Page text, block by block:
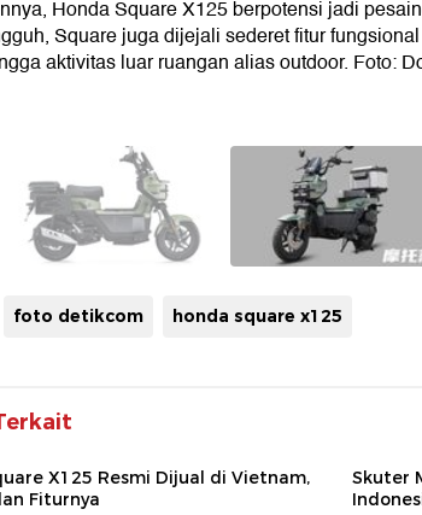
Honda Square X125 berpotensi jadi
Square juga dijejali sederet fitur
aktivitas luar ruangan alias outdoor. Foto:
foto detikcom honda square x125
X125 Resmi Dijual di Vietnam,
Fiturnya
Skuter